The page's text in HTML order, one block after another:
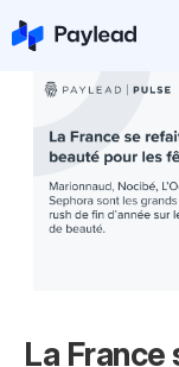
La France